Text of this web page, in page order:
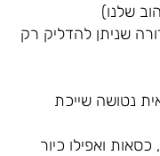
שלנו)
שניתן להדליק רק
נטושה שייכת
ואפילו כיור